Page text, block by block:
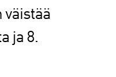
väistää
ja 8.